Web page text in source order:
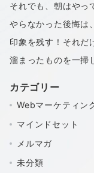
それでも、朝はやっ
やらなかった後悔は
印象を残す！それだ
溜まったものを一掃
カテゴリー
Webマーケティン
マインドセット
メルマガ
未分類